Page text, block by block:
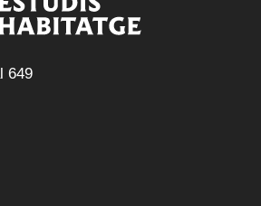
649